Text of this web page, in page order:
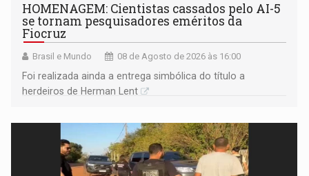
HOMENAGEM: Cientistas cassados pelo AI-5
se tornam pesquisadores eméritos da
Fiocruz
Brasil e Mundo 08 de Agosto de 2026 às 16:00
Foi realizada ainda a entrega simbólica do título a
herdeiros de Herman Lent